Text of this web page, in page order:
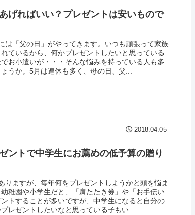
げればいい？プレゼントは安いもので
は「父の日」がやってきます。いつも頑張って家族
ているから、何かプレゼントしたいと思っている
お小遣いが・・・そんな悩みを持っている人も多
うか。5月は連休も多く、母の日、父...
2018.04.05
ントで中学生にお薦めの低予算の贈り
りますが、毎年何をプレゼントしようかと頭を悩ま
稚園や小学生だと、「肩たたき券」や「お手伝い
トすることが多いですが、中学生になると自分の
レゼントしたいなと思っている子もい...